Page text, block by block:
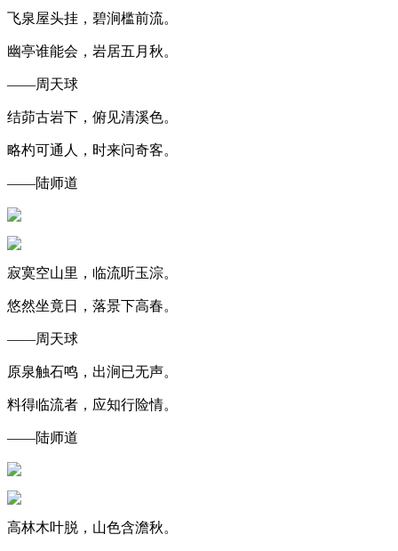
飞泉屋头挂，碧涧槛前流。
幽亭谁能会，岩居五月秋。
——周天球
结茆古岩下，俯见清溪色。
略杓可通人，时来问奇客。
——陆师道
寂寞空山里，临流听玉淙。
悠然坐竟日，落景下高春。
——周天球
原泉触石鸣，出涧已无声。
料得临流者，应知行险情。
——陆师道
高林木叶脱，山色含澹秋。